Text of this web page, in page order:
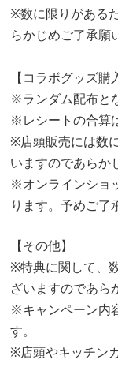
※数に限りがある
らかじめご了承願
【コラボグッズ購
※ランダム配布と
※レシートの合算
※店頭販売には数
いますのであらか
※オンラインショ
ります。予めご了
【その他】
※特典に関して、
ざいますのであら
※キャンペーン内
す。
※店頭やキッチン